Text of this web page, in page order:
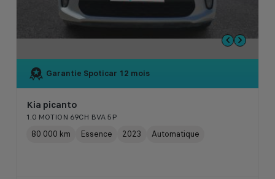
Garantie Spoticar 12 mois
Kia picanto
1.0 MOTION 69CH BVA 5P
80 000 km Essence 2023 Automatique